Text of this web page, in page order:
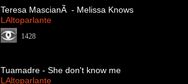
Teresa MascianÃ - Melissa Knows
LAltoparlante
1428
Tuamadre - She don't know me
LAltoparlante